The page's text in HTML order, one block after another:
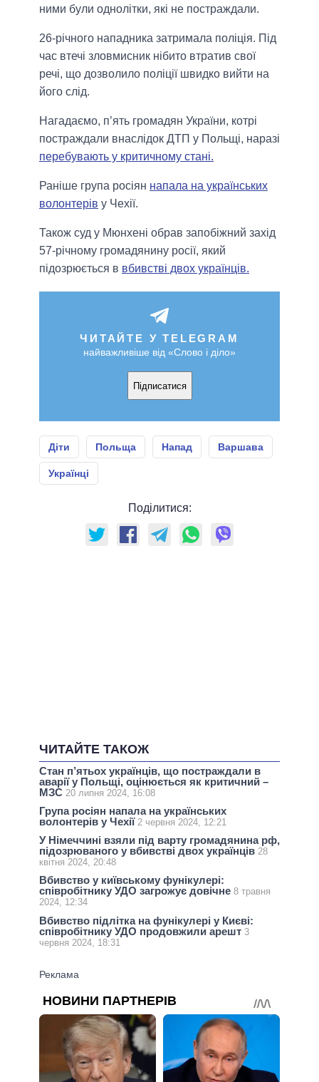
ними були однолітки, які не постраждали.
26-річного нападника затримала поліція. Під
час втечі зловмисник нібито втратив свої
речі, що дозволило поліції швидко вийти на
його слід.
Нагадаємо, п’ять громадян України, котрі
постраждали внаслідок ДТП у Польщі, наразі
перебувають у критичному стані.
Раніше група росіян напала на українських
волонтерів у Чехії.
Також суд у Мюнхені обрав запобіжний захід
57-річному громадянину росії, який
підозрюється в вбивстві двох українців.
ЧИТАЙТЕ У TELEGRAM
найважливіше від «Слово і діло»
Підписатися
Діти Польща Напад Варшава
Українці
Поділитися:
ЧИТАЙТЕ ТАКОЖ
Стан п’ятьох українців, що постраждали в
аварії у Польщі, оцінюється як критичний –
МЗС 20 липня 2024, 16:08
Група росіян напала на українських
волонтерів у Чехії 2 червня 2024, 12:21
У Німеччині взяли під варту громадянина рф,
підозрюваного у вбивстві двох українців 28
квітня 2024, 20:48
Вбивство у київському фунікулері:
співробітнику УДО загрожує довічне 8 травня
2024, 12:34
Вбивство підлітка на фунікулері у Києві:
співробітнику УДО продовжили арешт 3
червня 2024, 18:31